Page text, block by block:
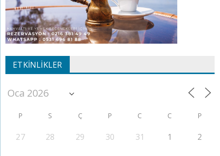
ETKINLIKLER
P S Ç P C C P
27 28 29 30 31 1 2